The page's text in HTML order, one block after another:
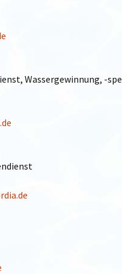
Wassergewinnung, -